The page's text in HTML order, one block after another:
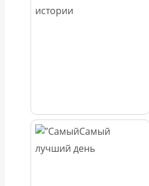
истории
Самый
лучший день